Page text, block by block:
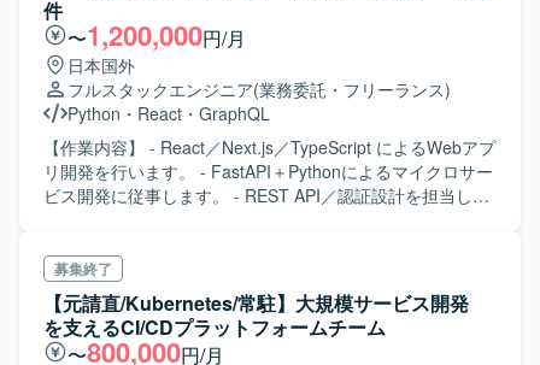
ある環境です。
件
〜1,200,000円/月
日本国外
フルスタックエンジニア(業務委託・フリーランス)
Python ・ React ・ GraphQL
【作業内容】 - React／Next.js／TypeScript によるWebアプ
リ開発を行います。 - FastAPI＋Pythonによるマイクロサー
ビス開発に従事します。 - REST API／認証設計を担当しま
チームと米国チーム間の技術コミュニケーション支援をし
ます。 - CTOの補佐（PM的役割を含む）を行います。 【開
発環境】 - フロント：React／Next.js／TypeScript／
Tailwindを使用します。 - バックエンド：Python／FastAPI
募集終了
【元請直/Kubernetes/常駐】大規模サービス開発
を支えるCI/CDプラットフォームチーム
〜800,000円/月